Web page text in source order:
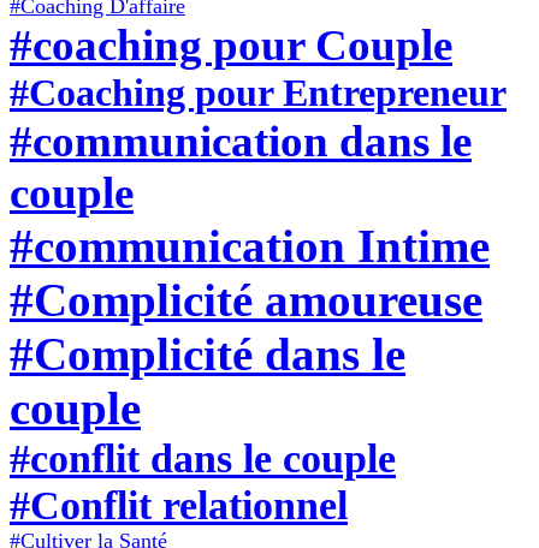
#Coaching D'affaire
#coaching pour Couple
#Coaching pour Entrepreneur
#communication dans le
couple
#communication Intime
#Complicité amoureuse
#Complicité dans le
couple
#conflit dans le couple
#Conflit relationnel
#Cultiver la Santé